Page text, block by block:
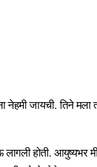
जायची. तिने मला
होती. आयुष्यभर